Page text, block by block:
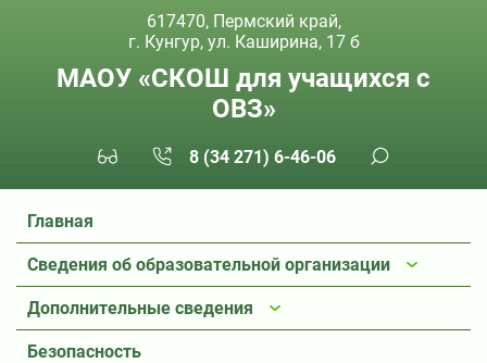
617470, Пермский край,
г. Кунгур, ул. Каширина, 17 б
МАОУ «СКОШ для учащихся с
ОВЗ»
8 (34 271) 6-46-06
Главная
Сведения об образовательной организации
Дополнительные сведения
Безопасность